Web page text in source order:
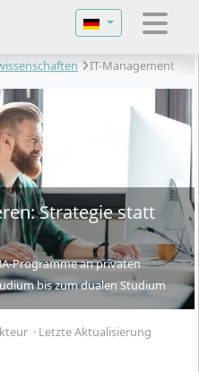
Sprache
IT-Management
Strategie statt
Programme an privaten
bis zum dualen Studium
· Letzte Aktualisierung